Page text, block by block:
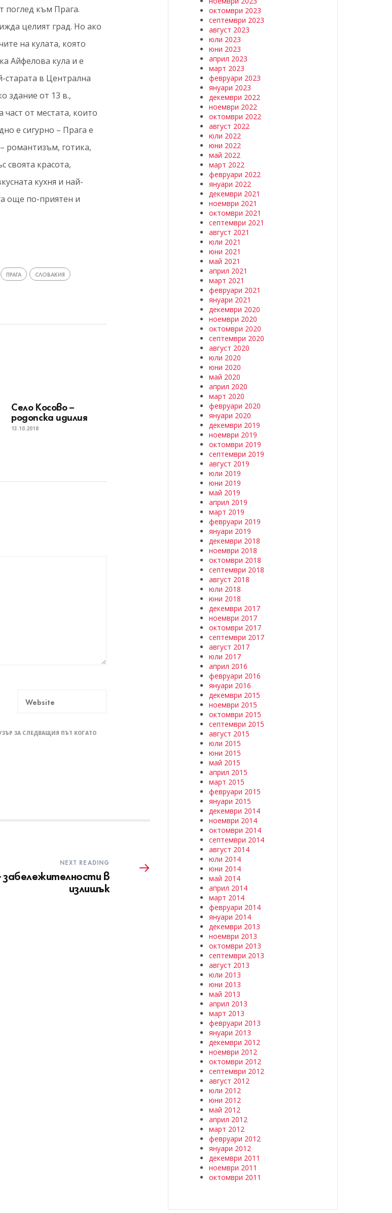
поглед към Прага.
целият град. Но ако
на кулата, която
Айфелова кула и е
старата в Централна
здание от 13 в.,
част от местата, които
е сигурно – Прага е
романтизъм, готика,
своята красота,
кухня и най-
още по-приятен и
ПРАГА СЛОВАКИЯ
Село Косово –
родопска идилия
13.10.2018
ЗА СЛЕДВАЩИЯ ПЪТ КОГАТО
NEXT READING
забележителности в
излишък
октомври 2023
септември 2023
август 2023
юли 2023
юни 2023
април 2023
март 2023
февруари 2023
януари 2023
декември 2022
ноември 2022
октомври 2022
август 2022
юли 2022
юни 2022
май 2022
март 2022
февруари 2022
януари 2022
декември 2021
ноември 2021
октомври 2021
септември 2021
август 2021
юли 2021
юни 2021
май 2021
април 2021
март 2021
февруари 2021
януари 2021
декември 2020
ноември 2020
октомври 2020
септември 2020
август 2020
юли 2020
юни 2020
май 2020
април 2020
март 2020
февруари 2020
януари 2020
декември 2019
ноември 2019
октомври 2019
септември 2019
август 2019
юли 2019
юни 2019
май 2019
април 2019
март 2019
февруари 2019
януари 2019
декември 2018
ноември 2018
октомври 2018
септември 2018
август 2018
юли 2018
юни 2018
декември 2017
ноември 2017
октомври 2017
септември 2017
август 2017
юли 2017
април 2016
февруари 2016
януари 2016
декември 2015
ноември 2015
октомври 2015
септември 2015
август 2015
юли 2015
юни 2015
май 2015
април 2015
март 2015
февруари 2015
януари 2015
декември 2014
ноември 2014
октомври 2014
септември 2014
август 2014
юли 2014
юни 2014
май 2014
април 2014
март 2014
февруари 2014
януари 2014
декември 2013
ноември 2013
октомври 2013
септември 2013
август 2013
юли 2013
юни 2013
май 2013
април 2013
март 2013
февруари 2013
януари 2013
декември 2012
ноември 2012
октомври 2012
септември 2012
август 2012
юли 2012
юни 2012
май 2012
април 2012
март 2012
февруари 2012
януари 2012
декември 2011
ноември 2011
октомври 2011